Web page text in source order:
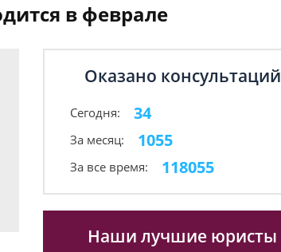
в феврале
Оказано консультаций
Сегодня: 34
За месяц: 1055
За все время: 118055
Наши лучшие юристы